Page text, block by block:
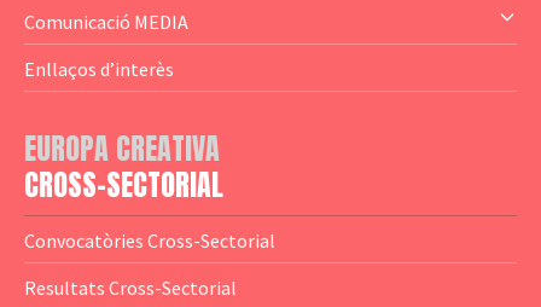
— Altres
— El subprograma MEDIA
— Agència Executiva
— Logotips
Comunicació MEDIA
— Estrenes a Catalunya
— Notícies
— Guies MEDIA
— Altres Guies
Enllaços d’interès
EUROPA CREATIVA
CROSS-SECTORIAL
Convocatòries Cross-Sectorial
Resultats Cross-Sectorial